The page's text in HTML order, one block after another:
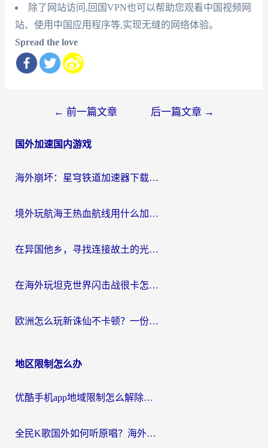
除了网站访问,回国VPN也可以帮助您观看中国视频网
站、使用中国应用程序等,实现无缝的网络体验。
Spread the love
导
← 前一篇文章 后一篇文章 →
国外加速国内游戏
海外崩坏：星穹铁道加速器下载安装：一份给游子的终极网络指南
境外玩航海王热血航线用什么加速器？2026海外玩家实测最优方案（附欧洲问道堡垒前线加速技巧）
在异国他乡，寻找连接故土的光明大陆免费加速器
在海外玩坦克世界闪击战很卡怎么办？老玩家亲测有效的加速器选择指南
欧洲怎么玩新诛仙不卡顿？一份给海外游子的国服游戏畅玩指南
地区限制怎么办
优酷手机app地域限制怎么解除？海外党亲测有效的追剧方案
全民K歌国外如何听原唱？海外党亲测有效的回国加速器选择指南